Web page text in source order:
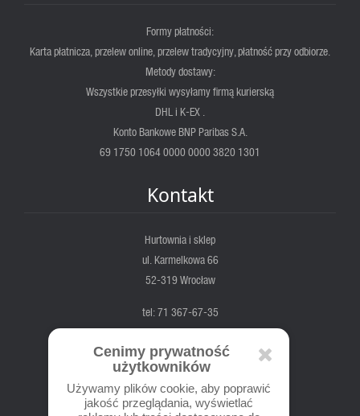
Formy płatności:
Karta płatnicza, przelew online, przelew tradycyjny, płatność przy odbiorze.
Metody dostawy:
Wszystkie przesyłki wysyłamy firmą kurierską
DHL i K-EX .
Konto Bankowe BNP Paribas S.A.
69 1750 1064 0000 0000 3820 1301
Kontakt
Hurtownia i sklep
ul. Karmelkowa 66
52-319 Wrocław
tel: 71 367-67-35
fortis@fortis.wroc.pl
pn-pt. 7:00 - 17:00
sob. 8:00 - 14:00
Cenimy prywatność
użytkowników
Używamy plików cookie, aby poprawić
jakość przeglądania, wyświetlać